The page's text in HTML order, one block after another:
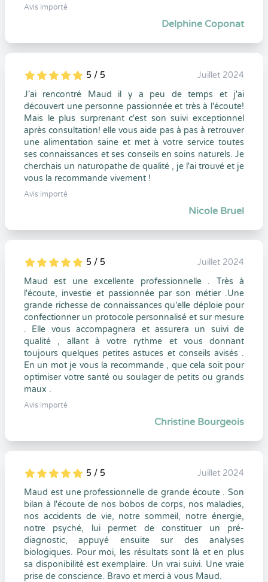
Avis importé
Delphine Coponat
5
1
5
0 5 / 5
Juillet 2024
J'ai rencontré Maud il y a peu de temps et j'ai
découvert une personne passionnée et très à l'écoute!
Mais le plus surprenant c'est son suivi exceptionnel
après consultation! elle vous aide pas à pas à retrouver
une alimentation saine et met à votre service toutes
ses connaissances et ses conseils en soins naturels. Je
cherchais un naturopathe de qualité , je l'ai trouvé et je
vous la recommande vivement !
Avis importé
Nicole Bruel
5
1
5
0 5 / 5
Juillet 2024
Maud est une excellente professionnelle . Très à
l'écoute, investie et passionnée par son métier .Une
grande richesse de connaissances qu'elle déploie pour
confectionner un protocole personnalisé et sur mesure
. Elle vous accompagnera et assurera un suivi de
qualité , allant à votre rythme et vous donnant
toujours quelques petites astuces et conseils avisés .
En un mot je vous la recommande , que cela soit pour
optimiser votre santé ou soulager de petits ou grands
maux .
Avis importé
Christine Bourgeois
5
1
5
0 5 / 5
Juillet 2024
Maud est une professionnelle de grande écoute . Son
bilan à l'écoute de nos bobos de corps, nos maladies,
nos accidents de vie, notre sommeil, notre énergie,
notre psyché, lui permet de constituer un pré-
diagnostic, appuyé ensuite sur des analyses
biologiques. Pour moi, les résultats sont là et en plus
sa disponibilité est exemplaire. Un vrai suivi. Une vraie
prise de conscience. Bravo et merci à vous Maud.